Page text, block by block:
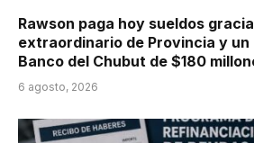
Rawson paga hoy sueldos
extraordinario de Provincia y
Banco del Chubut de $180
6 agosto, 2026